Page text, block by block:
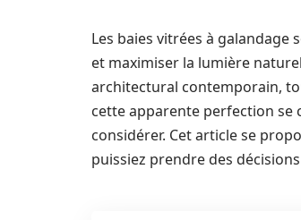
Les baies vitrées à
et maximiser la lumière
architectural contemporain,
cette apparente perfection se
considérer. Cet article se
puissiez prendre des